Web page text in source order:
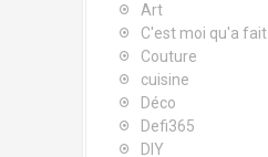
Art
C'est moi qu'a fait
Couture
cuisine
Déco
Defi365
DIY